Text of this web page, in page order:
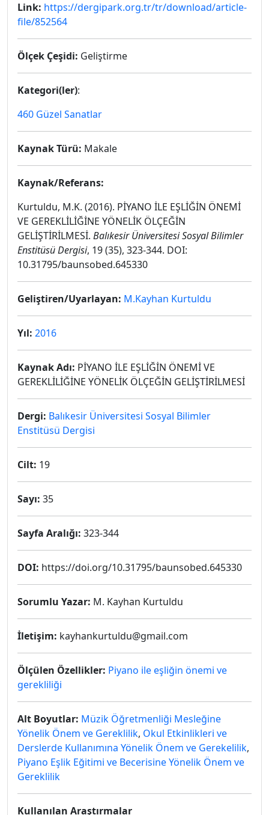
Link: https://dergipark.org.tr/tr/download/article-
file/852564
Ölçek Çeşidi: Geliştirme
Kategori(ler):
460 Güzel Sanatlar
Kaynak Türü: Makale
Kaynak/Referans:
Kurtuldu, M.K. (2016). PİYANO İLE EŞLİĞİN ÖNEMİ
VE GEREKLİLİĞİNE YÖNELİK ÖLÇEĞİN
GELİŞTİRİLMESİ. Balıkesir Üniversitesi Sosyal Bilimler
Enstitüsü Dergisi, 19 (35), 323-344. DOI:
10.31795/baunsobed.645330
Geliştiren/Uyarlayan: M.Kayhan Kurtuldu
Yıl: 2016
Kaynak Adı: PİYANO İLE EŞLİĞİN ÖNEMİ VE
GEREKLİLİĞİNE YÖNELİK ÖLÇEĞİN GELİŞTİRİLMESİ
Dergi: Balıkesir Üniversitesi Sosyal Bilimler
Enstitüsü Dergisi
Cilt: 19
Sayı: 35
Sayfa Aralığı: 323-344
DOI: https://doi.org/10.31795/baunsobed.645330
Sorumlu Yazar: M. Kayhan Kurtuldu
İletişim: kayhankurtuldu@gmail.com
Ölçülen Özellikler: Piyano ile eşliğin önemi ve
gerekliliği
Alt Boyutlar: Müzik Öğretmenliği Mesleğine
Yönelik Önem ve Gereklilik, Okul Etkinlikleri ve
Derslerde Kullanımına Yönelik Önem ve Gerekelilik,
Piyano Eşlik Eğitimi ve Becerisine Yönelik Önem ve
Gereklilik
Kullanılan Araştırmalar